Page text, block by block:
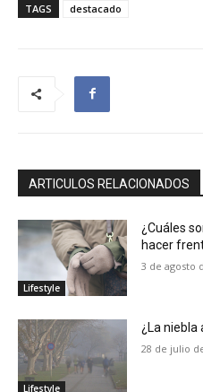
TAGS destacado
ARTICULOS RELACIONADOS
Lifestyle
¿Cuáles
hacer
3 de agosto
Lifestyle
¿La niebla
28 de julio